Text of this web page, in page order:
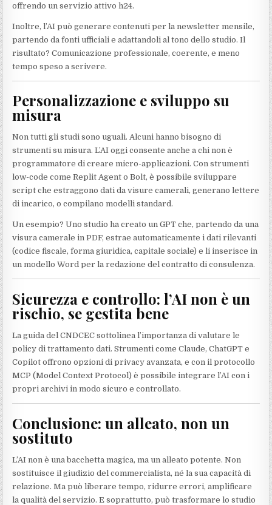
offrendo un servizio attivo h24.
Inoltre, l’AI può generare contenuti per la newsletter mensile,
partendo da fonti ufficiali e adattandoli al tono dello studio. Il
risultato? Comunicazione professionale, coerente, e meno
tempo speso a scrivere.
Personalizzazione e sviluppo su
misura
Non tutti gli studi sono uguali. Alcuni hanno bisogno di
strumenti su misura. L’AI oggi consente anche a chi non è
programmatore di creare micro-applicazioni. Con strumenti
low-code come Replit Agent o Bolt, è possibile sviluppare
script che estraggono dati da visure camerali, generano lettere
di incarico, o compilano modelli standard.
Un esempio? Uno studio ha creato un GPT che, partendo da una
visura camerale in PDF, estrae automaticamente i dati rilevanti
(codice fiscale, forma giuridica, capitale sociale) e li inserisce in
un modello Word per la redazione del contratto di consulenza.
Sicurezza e controllo: l’AI non è un
rischio, se gestita bene
La guida del CNDCEC sottolinea l’importanza di valutare le
policy di trattamento dati. Strumenti come Claude, ChatGPT e
Copilot offrono opzioni di privacy avanzata, e con il protocollo
MCP (Model Context Protocol) è possibile integrare l’AI con i
propri archivi in modo sicuro e controllato.
Conclusione: un alleato, non un
sostituto
L’AI non è una bacchetta magica, ma un alleato potente. Non
sostituisce il giudizio del commercialista, né la sua capacità di
relazione. Ma può liberare tempo, ridurre errori, amplificare
la qualità del servizio. E soprattutto, può trasformare lo studio